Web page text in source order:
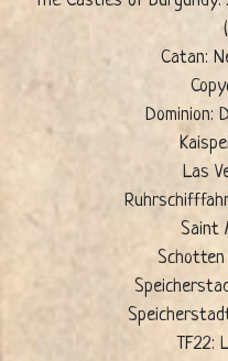
Catan:
Dominion:
Las
Saint
Schotten
TF22: